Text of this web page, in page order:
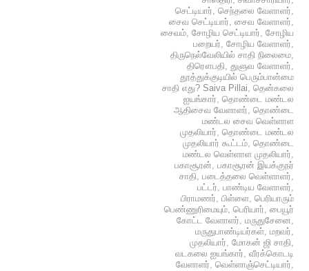
செட்டியார், செந்தலை வேளாளர்,
சைவ செட்டியார், சைவ வேளாளர்,
சைவம், சோழிய செட்டியார், சோழிய
பறையர், சோழிய வேளாளர்,
திருநெல்வேலியில் சாதி நிலைமை,
திரௌபதி, துளுவ வேளாளர்,
தூத்துக்குடியில் பெரும்பான்மை
சாதி எது? Saiva Pillai, தென்கலை
ஐயங்கார், தொண்டை மண்டல
ஆதிசைவ வேளாளர், தொண்டை
மண்டல சைவ வெள்ளாள
முதலியார், தொண்டை மண்டல
முதலியார் கூட்டம், தொண்டை
மண்டல வெள்ளாள முதலியார்,
பகாசூரன், பகாசூரன் இயக்குநர்
சாதி, படைத்தலை வெள்ளாளர்,
பட்டர், பாண்டிய வேளாளர்,
பிராமணர், பிள்ளை, பெரியாரும்
பெண்ணுரிமையும், பெரியார், பையூர்
கோட்ட வேளாளர், மருதுசேனை,
மருதுபாண்டியர்கள், மறவர்,
முதலியார், மோகன் ஜி சாதி,
வடகலை ஐயங்கார், வீரக்கொடடி
வேளாளர், வெள்ளாஞ்செட்டியார்,